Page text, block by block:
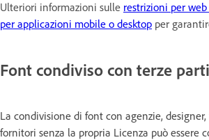
Ulteriori informazioni sulle restrizioni per
per applicazioni mobile o desktop per
Font condiviso con terze
La condivisione di font con agenzie,
fornitori senza la propria Licenza può essere